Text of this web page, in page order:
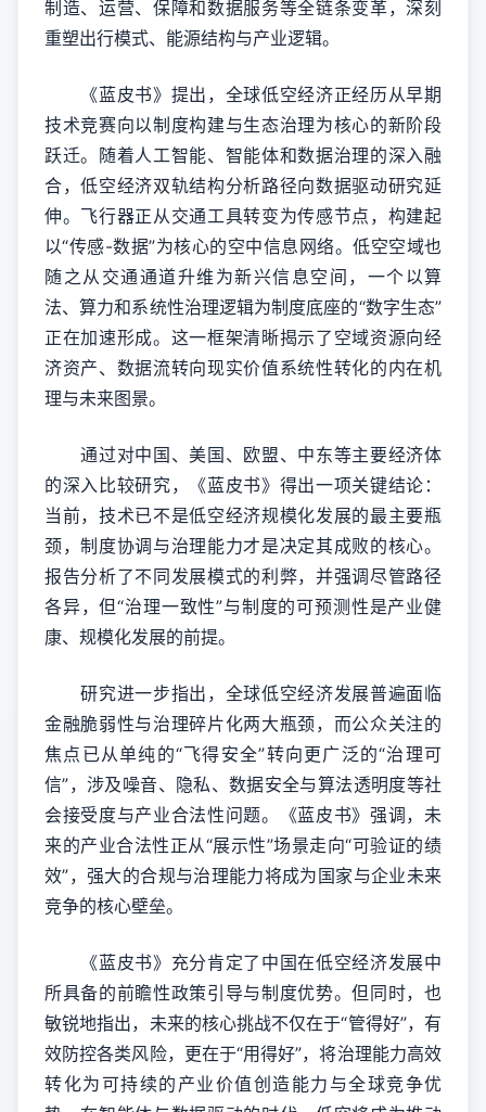
制造、运营、保障和数据服务等全链条变革，深刻
重塑出行模式、能源结构与产业逻辑。
《蓝皮书》提出，全球低空经济正经历从早期
技术竞赛向以制度构建与生态治理为核心的新阶段
跃迁。随着人工智能、智能体和数据治理的深入融
合，低空经济双轨结构分析路径向数据驱动研究延
伸。飞行器正从交通工具转变为传感节点，构建起
以“传感-数据”为核心的空中信息网络。低空空域也
随之从交通通道升维为新兴信息空间，一个以算
法、算力和系统性治理逻辑为制度底座的“数字生态”
正在加速形成。这一框架清晰揭示了空域资源向经
济资产、数据流转向现实价值系统性转化的内在机
理与未来图景。
通过对中国、美国、欧盟、中东等主要经济体
的深入比较研究，《蓝皮书》得出一项关键结论：
当前，技术已不是低空经济规模化发展的最主要瓶
颈，制度协调与治理能力才是决定其成败的核心。
报告分析了不同发展模式的利弊，并强调尽管路径
各异，但“治理一致性”与制度的可预测性是产业健
康、规模化发展的前提。
研究进一步指出，全球低空经济发展普遍面临
金融脆弱性与治理碎片化两大瓶颈，而公众关注的
焦点已从单纯的“飞得安全”转向更广泛的“治理可
信”，涉及噪音、隐私、数据安全与算法透明度等社
会接受度与产业合法性问题。《蓝皮书》强调，未
来的产业合法性正从“展示性”场景走向“可验证的绩
效”，强大的合规与治理能力将成为国家与企业未来
竞争的核心壁垒。
《蓝皮书》充分肯定了中国在低空经济发展中
所具备的前瞻性政策引导与制度优势。但同时，也
敏锐地指出，未来的核心挑战不仅在于“管得好”，有
效防控各类风险，更在于“用得好”，将治理能力高效
转化为可持续的产业价值创造能力与全球竞争优